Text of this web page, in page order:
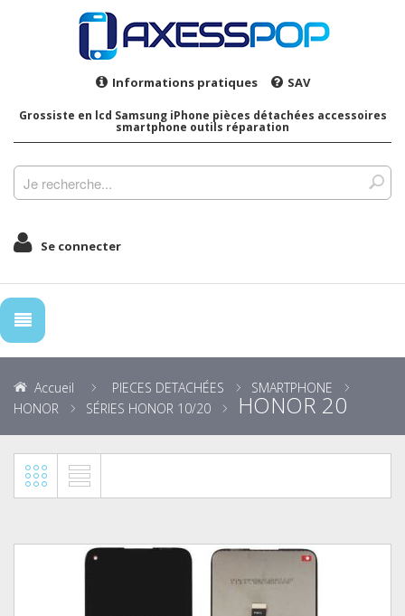
Informations pratiques SAV
Grossiste en lcd Samsung iPhone pièces détachées accessoires
smartphone outils réparation
Se connecter
Accueil PIECES DETACHÉES
SMARTPHONE
HONOR
SÉRIES HONOR 10/20 HONOR 20